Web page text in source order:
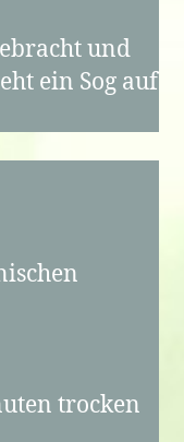
und
ein Sog auf
trocken